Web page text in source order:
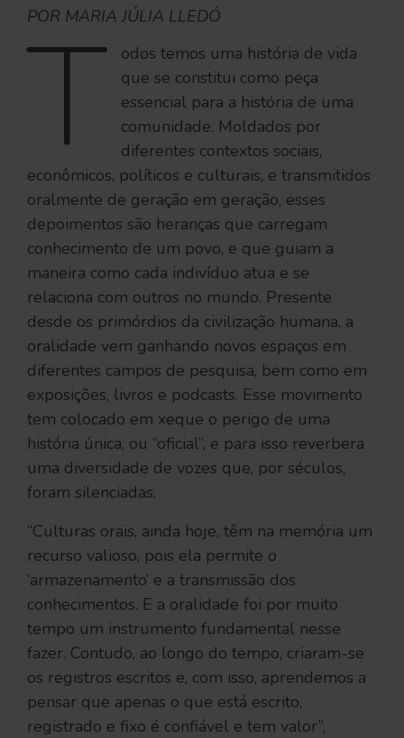
POR MARIA JÚLIA LLEDÓ
T
odos temos uma história de vida
que se constitui como peça
essencial para a história de uma
comunidade. Moldados por
diferentes contextos sociais,
econômicos, políticos e culturais, e transmitidos
oralmente de geração em geração, esses
depoimentos são heranças que carregam
conhecimento de um povo, e que guiam a
maneira como cada indivíduo atua e se
relaciona com outros no mundo. Presente
desde os primórdios da civilização humana, a
oralidade vem ganhando novos espaços em
diferentes campos de pesquisa, bem como em
exposições, livros e podcasts. Esse movimento
tem colocado em xeque o perigo de uma
história única, ou “oficial”, e para isso reverbera
uma diversidade de vozes que, por séculos,
foram silenciadas.
“Culturas orais, ainda hoje, têm na memória um
recurso valioso, pois ela permite o
‘armazenamento’ e a transmissão dos
conhecimentos. E a oralidade foi por muito
tempo um instrumento fundamental nesse
fazer. Contudo, ao longo do tempo, criaram-se
os registros escritos e, com isso, aprendemos a
pensar que apenas o que está escrito,
registrado e fixo é confiável e tem valor”,